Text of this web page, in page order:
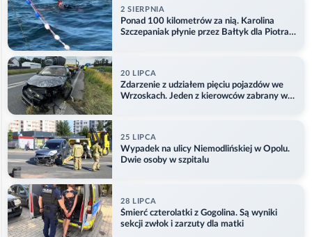
2 SIERPNIA
Ponad 100 kilometrów za nią. Karolina
Szczepaniak płynie przez Bałtyk dla Piotra.
20 LIPCA
Zdarzenie z udziałem pięciu pojazdów we
Wrzoskach. Jeden z kierowców zabrany w
25 LIPCA
Wypadek na ulicy Niemodlińskiej w Opolu.
Dwie osoby w szpitalu
28 LIPCA
Śmierć czterolatki z Gogolina. Są wyniki
sekcji zwłok i zarzuty dla matki